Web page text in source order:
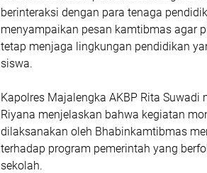
berinteraksi dengan para tenaga
menyampaikan pesan kamtibmas agar
tetap menjaga lingkungan pendidikan
siswa.
Kapolres Majalengka AKBP Rita
Riyana menjelaskan bahwa kegiatan
dilaksanakan oleh Bhabinkamtibmas
terhadap program pemerintah yang
sekolah.